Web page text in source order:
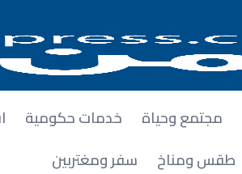
مجتمع وحياة خدمات حكومية
طقس ومناخ سفر ومغتربين